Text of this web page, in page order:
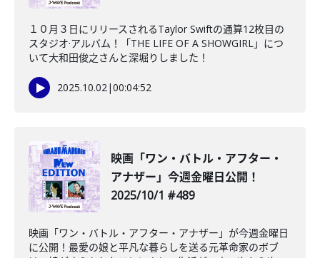
１０月３日にリリースされるTaylor Swiftの通算12枚目の
スタジオ·アルバム！「THE LIFE OF A SHOWGIRL」につ
いて大和田俊之さんと深堀りしました！
2025.10.02|00:04:52
️映画「ワン・バトル・アフター・
アナザー」今週金曜日公開！
2025/10/1 #489
映画「ワン・バトル・アフター・アナザー」が今週金曜日
に公開！最愛の娘と平凡な暮らしを送る元革命家のボブ